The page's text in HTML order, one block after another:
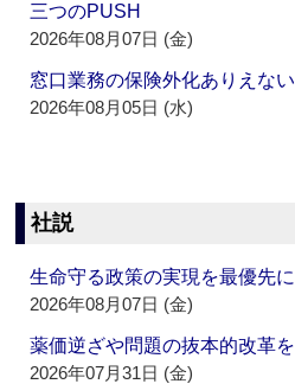
三つのPUSH
2026年08月07日 (金)
窓口業務の保険外化ありえない
2026年08月05日 (水)
社説
生命守る政策の実現を最優先に
2026年08月07日 (金)
薬価逆ざや問題の抜本的改革を
2026年07月31日 (金)